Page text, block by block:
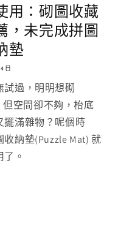
用：砌圖收藏
，未完成拼圖
墊
日
試過，明明想砌
但空間卻不夠，枱底
擺滿雜物？呢個時
收納墊(Puzzle Mat) 就
了。